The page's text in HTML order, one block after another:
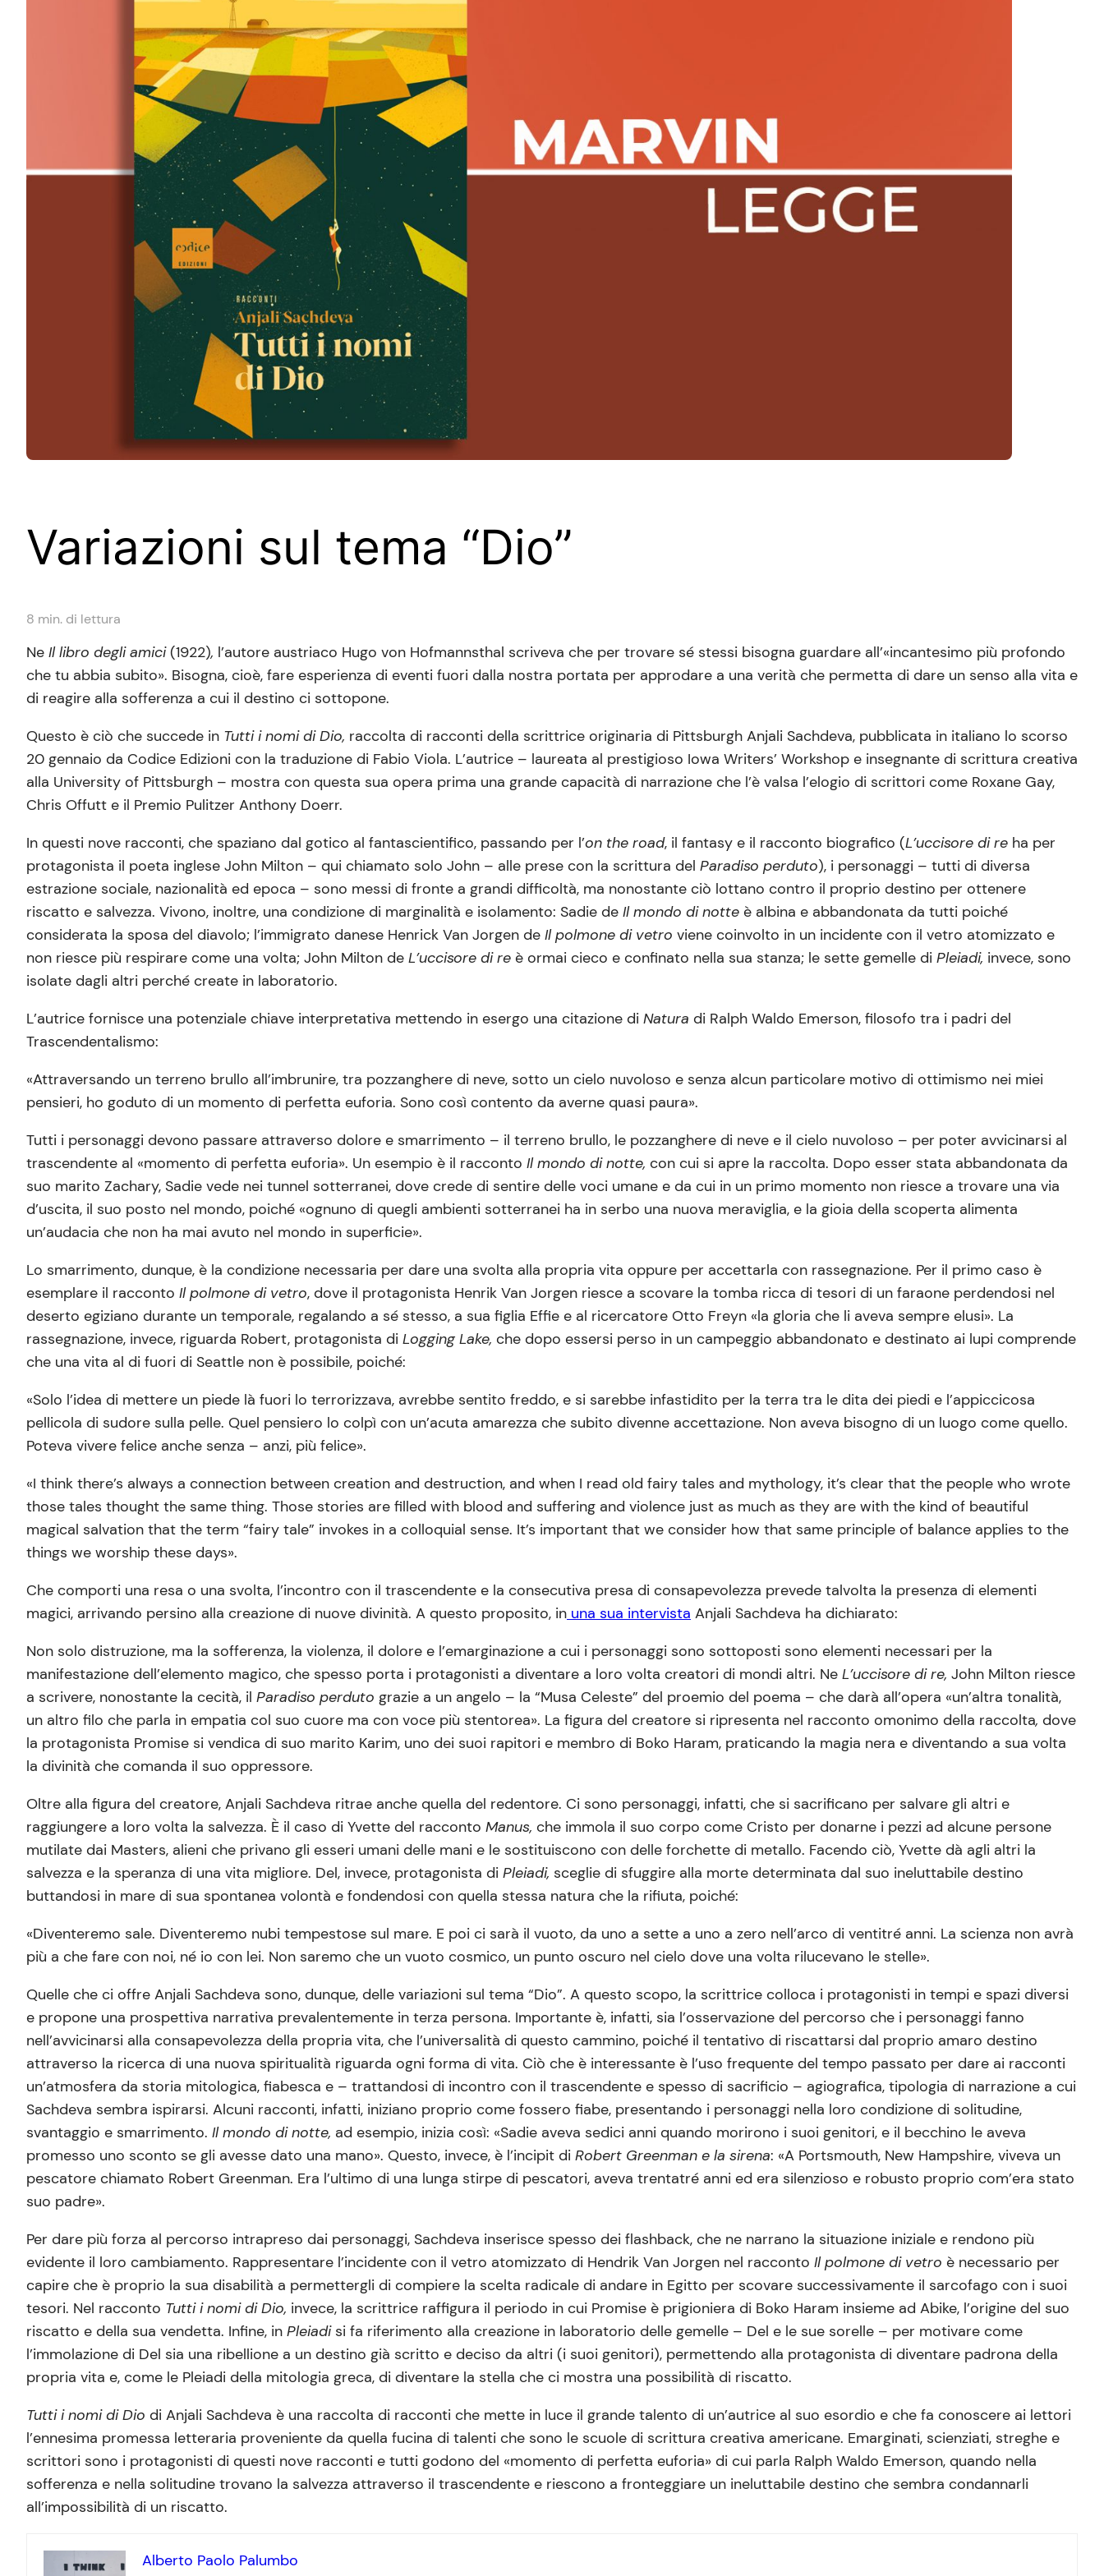
Variazioni sul tema “Dio”
8 min. di lettura
Ne Il libro degli amici(1922), l’autore austriaco Hugo von Hofmannsthal scriveva che per trovare sé stessi bisogna guardare all’«incantesimo più profondo
che tu abbia subito». Bisogna, cioè, fare esperienza di eventi fuori dalla nostra portata per approdare a una verità che permetta di dare un senso alla vita e
di reagire alla sofferenza a cui il destino ci sottopone.
Questo è ciò che succede in Tutti i nomi di Dio, raccolta di racconti della scrittrice originaria di Pittsburgh Anjali Sachdeva, pubblicata in italiano lo scorso
20 gennaio da Codice Edizioni con la traduzione di Fabio Viola. L’autrice – laureata al prestigioso Iowa Writers’ Workshop e insegnante di scrittura creativa
alla University of Pittsburgh – mostra con questa sua opera prima una grande capacità di narrazione che l’è valsa l’elogio di scrittori come Roxane Gay,
Chris Offutt e il Premio Pulitzer Anthony Doerr.
In questi nove racconti, che spaziano dal gotico al fantascientifico, passando per l’on the road, il fantasy e il racconto biografico (L’uccisore di re ha per
protagonista il poeta inglese John Milton – qui chiamato solo John – alle prese con la scrittura del Paradiso perduto), i personaggi – tutti di diversa
estrazione sociale, nazionalità ed epoca – sono messi di fronte a grandi difficoltà, ma nonostante ciò lottano contro il proprio destino per ottenere
riscatto e salvezza. Vivono, inoltre, una condizione di marginalità e isolamento: Sadie de Il mondo di notte è albina e abbandonata da tutti poiché
considerata la sposa del diavolo; l’immigrato danese Henrick Van Jorgen de Il polmone di vetro viene coinvolto in un incidente con il vetro atomizzato e
non riesce più respirare come una volta; John Milton de L’uccisore di re è ormai cieco e confinato nella sua stanza; le sette gemelle di Pleiadi, invece, sono
isolate dagli altri perché create in laboratorio.
L’autrice fornisce una potenziale chiave interpretativa mettendo in esergo una citazione di Natura di Ralph Waldo Emerson, filosofo tra i padri del
Trascendentalismo:
«Attraversando un terreno brullo all’imbrunire, tra pozzanghere di neve, sotto un cielo nuvoloso e senza alcun particolare motivo di ottimismo nei miei
pensieri, ho goduto di un momento di perfetta euforia. Sono così contento da averne quasi paura».
Tutti i personaggi devono passare attraverso dolore e smarrimento – il terreno brullo, le pozzanghere di neve e il cielo nuvoloso – per poter avvicinarsi al
trascendente al «momento di perfetta euforia». Un esempio è il racconto Il mondo di notte, con cui si apre la raccolta. Dopo esser stata abbandonata da
suo marito Zachary, Sadie vede nei tunnel sotterranei, dove crede di sentire delle voci umane e da cui in un primo momento non riesce a trovare una via
d’uscita, il suo posto nel mondo, poiché «ognuno di quegli ambienti sotterranei ha in serbo una nuova meraviglia, e la gioia della scoperta alimenta
un’audacia che non ha mai avuto nel mondo in superficie».
Lo smarrimento, dunque, è la condizione necessaria per dare una svolta alla propria vita oppure per accettarla con rassegnazione. Per il primo caso è
esemplare il racconto Il polmone di vetro, dove il protagonista Henrik Van Jorgen riesce a scovare la tomba ricca di tesori di un faraone perdendosi nel
deserto egiziano durante un temporale, regalando a sé stesso, a sua figlia Effie e al ricercatore Otto Freyn «la gloria che li aveva sempre elusi». La
rassegnazione, invece, riguarda Robert, protagonista di Logging Lake, che dopo essersi perso in un campeggio abbandonato e destinato ai lupi comprende
che una vita al di fuori di Seattle non è possibile, poiché:
«Solo l’idea di mettere un piede là fuori lo terrorizzava, avrebbe sentito freddo, e si sarebbe infastidito per la terra tra le dita dei piedi e l’appiccicosa
pellicola di sudore sulla pelle. Quel pensiero lo colpì con un’acuta amarezza che subito divenne accettazione. Non aveva bisogno di un luogo come quello.
Poteva vivere felice anche senza – anzi, più felice».
«I think there’s always a connection between creation and destruction, and when I read old fairy tales and mythology, it’s clear that the people who wrote
those tales thought the same thing. Those stories are filled with blood and suffering and violence just as much as they are with the kind of beautiful
magical salvation that the term “fairy tale” invokes in a colloquial sense. It’s important that we consider how that same principle of balance applies to the
things we worship these days».
Che comporti una resa o una svolta, l’incontro con il trascendente e la consecutiva presa di consapevolezza prevede talvolta la presenza di elementi
magici, arrivando persino alla creazione di nuove divinità. A questo proposito, in una sua intervista Anjali Sachdeva ha dichiarato:
Non solo distruzione, ma la sofferenza, la violenza, il dolore e l’emarginazione a cui i personaggi sono sottoposti sono elementi necessari per la
manifestazione dell’elemento magico, che spesso porta i protagonisti a diventare a loro volta creatori di mondi altri. Ne L’uccisore di re, John Milton riesce
a scrivere, nonostante la cecità, il Paradiso perduto grazie a un angelo – la “Musa Celeste” del proemio del poema – che darà all’opera «un’altra tonalità,
un altro filo che parla in empatia col suo cuore ma con voce più stentorea». La figura del creatore si ripresenta nel racconto omonimo della raccolta, dove
la protagonista Promise si vendica di suo marito Karim, uno dei suoi rapitori e membro di Boko Haram, praticando la magia nera e diventando a sua volta
la divinità che comanda il suo oppressore.
Oltre alla figura del creatore, Anjali Sachdeva ritrae anche quella del redentore. Ci sono personaggi, infatti, che si sacrificano per salvare gli altri e
raggiungere a loro volta la salvezza. È il caso di Yvette del racconto Manus, che immola il suo corpo come Cristo per donarne i pezzi ad alcune persone
mutilate dai Masters, alieni che privano gli esseri umani delle mani e le sostituiscono con delle forchette di metallo. Facendo ciò, Yvette dà agli altri la
salvezza e la speranza di una vita migliore. Del, invece, protagonista di Pleiadi, sceglie di sfuggire alla morte determinata dal suo ineluttabile destino
buttandosi in mare di sua spontanea volontà e fondendosi con quella stessa natura che la rifiuta, poiché:
«Diventeremo sale. Diventeremo nubi tempestose sul mare. E poi ci sarà il vuoto, da uno a sette a uno a zero nell’arco di ventitré anni. La scienza non avrà
più a che fare con noi, né io con lei. Non saremo che un vuoto cosmico, un punto oscuro nel cielo dove una volta rilucevano le stelle».
Quelle che ci offre Anjali Sachdeva sono, dunque, delle variazioni sul tema “Dio”. A questo scopo, la scrittrice colloca i protagonisti in tempi e spazi diversi
e propone una prospettiva narrativa prevalentemente in terza persona. Importante è, infatti, sia l’osservazione del percorso che i personaggi fanno
nell’avvicinarsi alla consapevolezza della propria vita, che l’universalità di questo cammino, poiché il tentativo di riscattarsi dal proprio amaro destino
attraverso la ricerca di una nuova spiritualità riguarda ogni forma di vita. Ciò che è interessante è l’uso frequente del tempo passato per dare ai racconti
un’atmosfera da storia mitologica, fiabesca e – trattandosi di incontro con il trascendente e spesso di sacrificio – agiografica, tipologia di narrazione a cui
Sachdeva sembra ispirarsi. Alcuni racconti, infatti, iniziano proprio come fossero fiabe, presentando i personaggi nella loro condizione di solitudine,
svantaggio e smarrimento. Il mondo di notte, ad esempio, inizia così: «Sadie aveva sedici anni quando morirono i suoi genitori, e il becchino le aveva
promesso uno sconto se gli avesse dato una mano». Questo, invece, è l’incipit di Robert Greenman e la sirena: «A Portsmouth, New Hampshire, viveva un
pescatore chiamato Robert Greenman. Era l’ultimo di una lunga stirpe di pescatori, aveva trentatré anni ed era silenzioso e robusto proprio com’era stato
suo padre».
Per dare più forza al percorso intrapreso dai personaggi, Sachdeva inserisce spesso dei flashback, che ne narrano la situazione iniziale e rendono più
evidente il loro cambiamento. Rappresentare l’incidente con il vetro atomizzato di Hendrik Van Jorgen nel racconto Il polmone di vetro è necessario per
capire che è proprio la sua disabilità a permettergli di compiere la scelta radicale di andare in Egitto per scovare successivamente il sarcofago con i suoi
tesori. Nel racconto Tutti i nomi di Dio, invece, la scrittrice raffigura il periodo in cui Promise è prigioniera di Boko Haram insieme ad Abike, l’origine del suo
riscatto e della sua vendetta. Infine, in Pleiadi si fa riferimento alla creazione in laboratorio delle gemelle – Del e le sue sorelle – per motivare come
l’immolazione di Del sia una ribellione a un destino già scritto e deciso da altri (i suoi genitori), permettendo alla protagonista di diventare padrona della
propria vita e, come le Pleiadi della mitologia greca, di diventare la stella che ci mostra una possibilità di riscatto.
Tutti i nomi di Dio di Anjali Sachdeva è una raccolta di racconti che mette in luce il grande talento di un’autrice al suo esordio e che fa conoscere ai lettori
l’ennesima promessa letteraria proveniente da quella fucina di talenti che sono le scuole di scrittura creativa americane. Emarginati, scienziati, streghe e
scrittori sono i protagonisti di questi nove racconti e tutti godono del «momento di perfetta euforia» di cui parla Ralph Waldo Emerson, quando nella
sofferenza e nella solitudine trovano la salvezza attraverso il trascendente e riescono a fronteggiare un ineluttabile destino che sembra condannarli
all’impossibilità di un riscatto.
Alberto Paolo Palumbo